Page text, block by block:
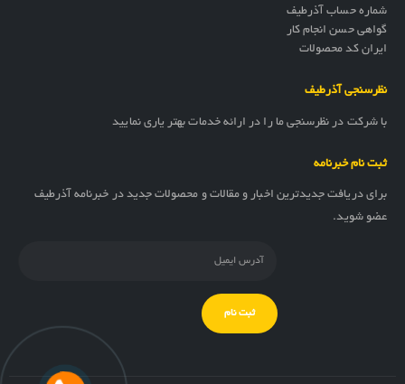
شماره حساب آذرطیف
گواهی حسن انجام کار
ایران کد محصولات
نظرسنجی آذرطیف
با شرکت در نظرسنجی ما را در ارائه خدمات بهتر یاری نمایید
ثبت نام خبرنامه
برای دریافت جدیدترین اخبار و مقالات و محصولات جدید در خبرنامه آذرطیف
عضو شوید.